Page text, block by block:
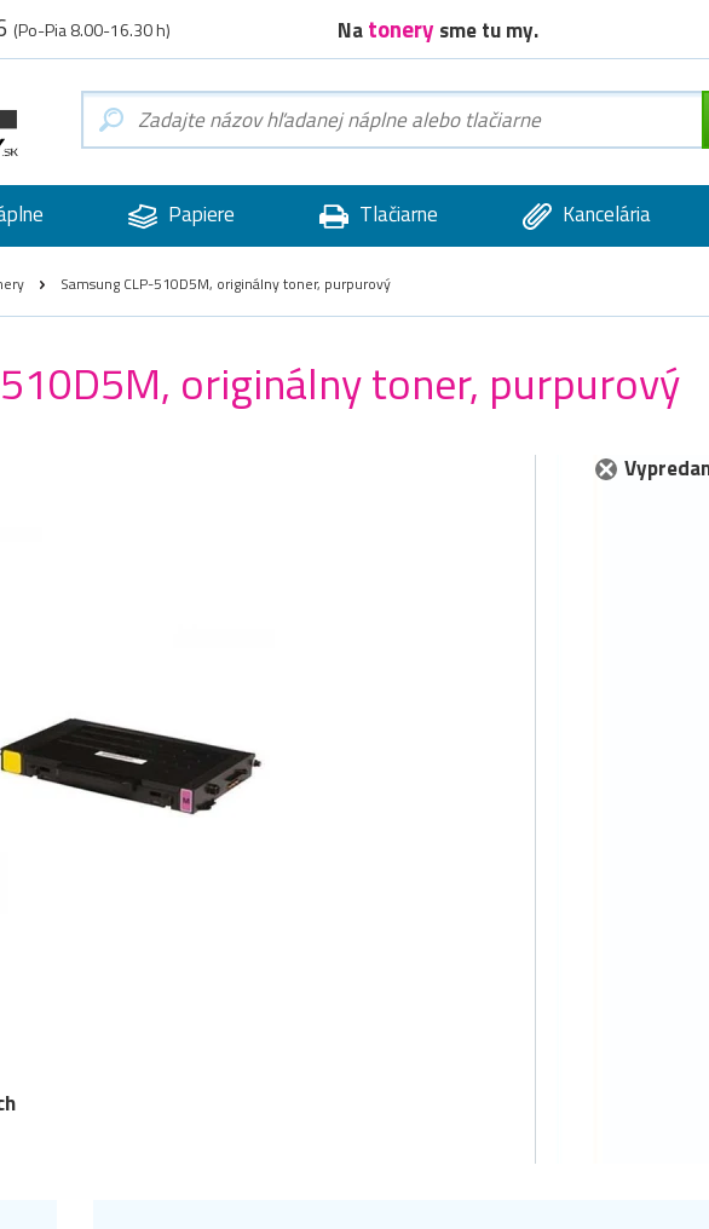
(Po-Pia 8.00-16.30 h) Natonery sme tu my.
Papiere Tlačiarne Kancelária
Samsung CLP-510D5M, originálny toner, purpurový
originálny toner, purpurový